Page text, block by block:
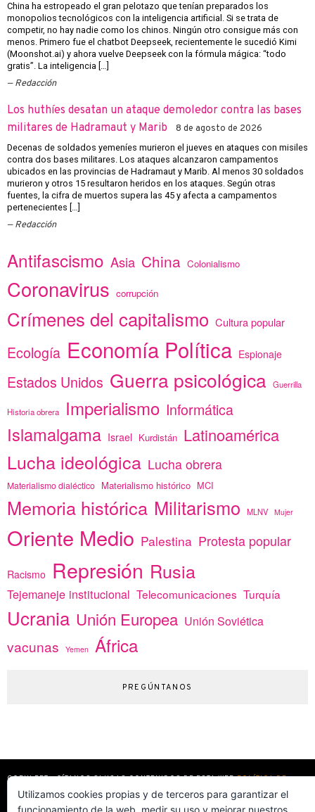
China ha estropeado el gran pelotazo que tenían preparados los
monopolios tecnológicos con la inteligencia artificial. Si se trata de
competir, no hay nadie como los chinos. Ningún otro consigue más con
menos. Primero fue el chatbot Deepseek, recientemente le sucedió Kimi
(Moonshot.ai) y ahora vuelve Deepseek con la fórmula mágica: “todo
gratis”. La inteligencia […]
Redacción
Los huthíes desatan un ataque demoledor contra las bases
militares de Hadramaut y Marib
8 de agosto de 2026
Decenas de soldados yemeníes murieron el jueves en ataques con misiles
contra dos bases militares. Los ataques alcanzaron campamentos
ubicados en las provincias de Hadramaut y Marib. Al menos 30 soldados
murieron y otros 15 resultaron heridos en los ataques. Según otras
fuentes, la cifra de muertos supera las 45 y afecta a campamentos
pertenecientes […]
Redacción
Antifascismo Asia China Colonialismo
Coronavirus corrupción
Crímenes del capitalismo Cultura popular
Ecología Economía Política Espionaje
Estados Unidos Guerra psicológica Guerrilla
Historia obrera Imperialismo Informática
Islamalgama Israel Kurdistán Latinoamérica
Lucha ideológica Lucha obrera
Materialismo dialéctico Materialismo histórico MCI
Memoria histórica Militarismo MLNV Mujer
Oriente Medio Palestina Protesta popular
Racismo Represión Rusia
Tejemaneje institucional Telecomunicaciones Turquía
Ucrania Unión Europea Unión Soviética
vacunas Yemen África
PREGÚNTANOS
COPYLEFT - CÍTANOS SI USAS CONTENIDOS DE ESTA WEBPOLÍTICA DE
COOKIES
MADE WITH
PORWPLOOK THEMES
Utilizamos cookies propias y de terceros para garantizar el
funcionamiento de la web, medir su uso y mejorar nuestros